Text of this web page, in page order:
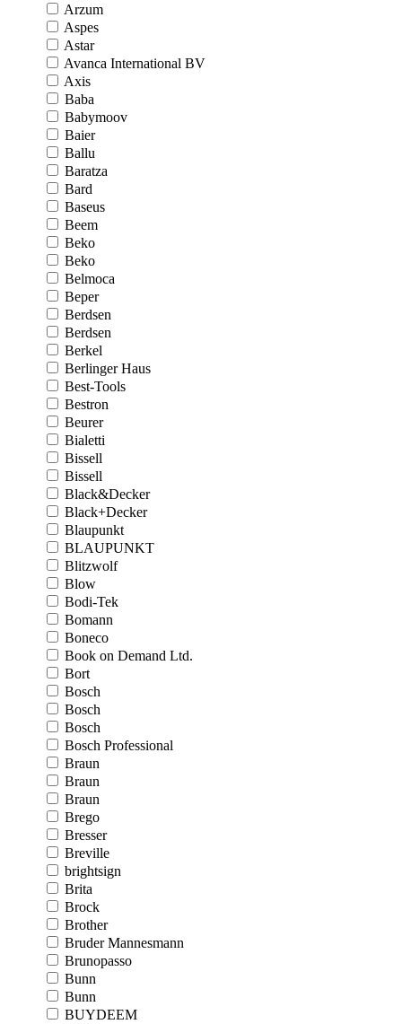
Arzum
Aspes
Astar
Avanca International BV
Axis
Baba
Babymoov
Baier
Ballu
Baratza
Bard
Baseus
Beem
Beko
Beko
Belmoca
Beper
Berdsen
Berdsen
Berkel
Berlinger Haus
Best-Tools
Bestron
Beurer
Bialetti
Bissell
Bissell
Black&Decker
Black+Decker
Blaupunkt
BLAUPUNKT
Blitzwolf
Blow
Bodi-Tek
Bomann
Boneco
Book on Demand Ltd.
Bort
Bosch
Bosch
Bosch
Bosch Professional
Braun
Braun
Braun
Brego
Bresser
Breville
brightsign
Brita
Brock
Brother
Bruder Mannesmann
Brunopasso
Bunn
Bunn
BUYDEEM